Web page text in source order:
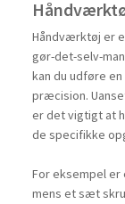
Håndværktøj er
gør-det-selv-
kan du udføre
præcision.
er det vigtigt at
de specifikke
For eksempel
mens et sæt